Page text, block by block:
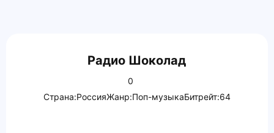
Радио Шоколад
0
Страна:РоссияЖанр:Поп-музыкаБитрейт:64